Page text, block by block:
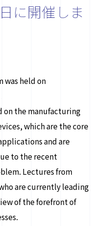
せ先
老町
コンプレックス4F
u.ac.jp
に開催しま
was held on
on the manufacturing
which are the core
and are
to the recent
Lectures from
are currently leading
of the forefront of